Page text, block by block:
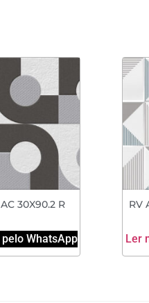
30X90.2 R
WhatsApp
RV
Ler